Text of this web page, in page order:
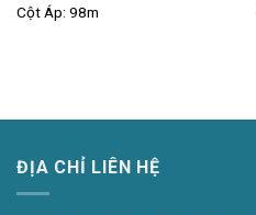
Cột Áp: 98m
ĐỊA CHỈ LIÊN HỆ